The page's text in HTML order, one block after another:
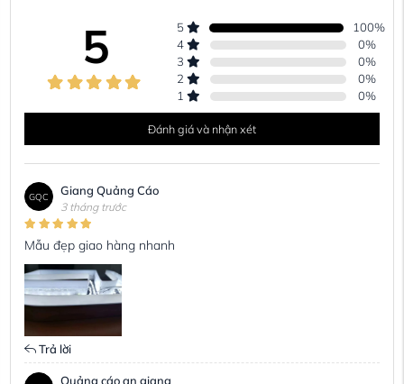
5 5 100%
4
0%
3
0%
2
0%
1
0%
Đánh giá và nhận xét
GQC Giang Quảng Cáo
3 tháng trước
Mẫu đẹp giao hàng nhanh
Trả lời
Quảng cáo an giang